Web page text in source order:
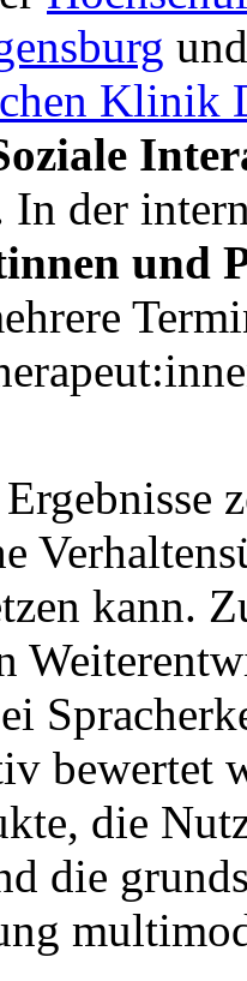
Klinik
der
und
kann.
bewertet
die
die